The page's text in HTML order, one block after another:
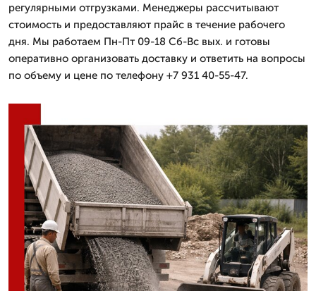
регулярными отгрузками. Менеджеры рассчитывают
стоимость и предоставляют прайс в течение рабочего
дня. Мы работаем Пн-Пт 09-18 Сб-Вс вых. и готовы
оперативно организовать доставку и ответить на вопросы
по объему и цене по телефону +7 931 40-55-47.